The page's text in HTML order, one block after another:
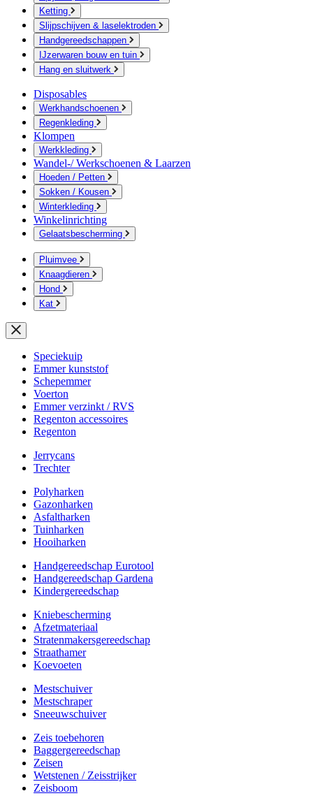
Ketting
Slijpschijven & laselektroden
Handgereedschappen
IJzerwaren bouw en tuin
Hang en sluitwerk
Disposables
Werkhandschoenen
Regenkleding
Klompen
Werkkleding
Wandel-/ Werkschoenen & Laarzen
Hoeden / Petten
Sokken / Kousen
Winterkleding
Winkelinrichting
Gelaatsbescherming
Pluimvee
Knaagdieren
Hond
Kat
Speciekuip
Emmer kunststof
Schepemmer
Voerton
Emmer verzinkt / RVS
Regenton accessoires
Regenton
Jerrycans
Trechter
Polyharken
Gazonharken
Asfaltharken
Tuinharken
Hooiharken
Handgereedschap Eurotool
Handgereedschap Gardena
Kindergereedschap
Kniebescherming
Afzetmateriaal
Stratenmakersgereedschap
Straathamer
Koevoeten
Mestschuiver
Mestschraper
Sneeuwschuiver
Zeis toebehoren
Baggergereedschap
Zeisen
Wetstenen / Zeisstrijker
Zeisboom